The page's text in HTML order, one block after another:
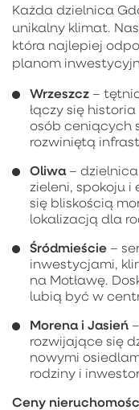
Każda dzielnica
unikalny klimat.
która najlepiej
planom
Wrzeszcz –
łączy się
osób ceniących
rozwiniętą
Oliwa –
zieleni, spokoju i
się bliskością
lokalizacją dla
Śródmieście –
inwestycjami,
na Motławę.
lubią być w
Morena i Jasień
rozwijające się
nowymi
rodziny i
Ceny